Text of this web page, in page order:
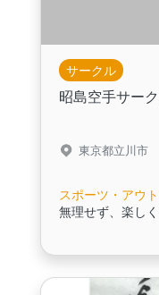
サークル
昭島空手サー
東京都立川市
スポーツ・アウ
無理せず、楽し